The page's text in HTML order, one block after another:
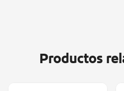
Productos